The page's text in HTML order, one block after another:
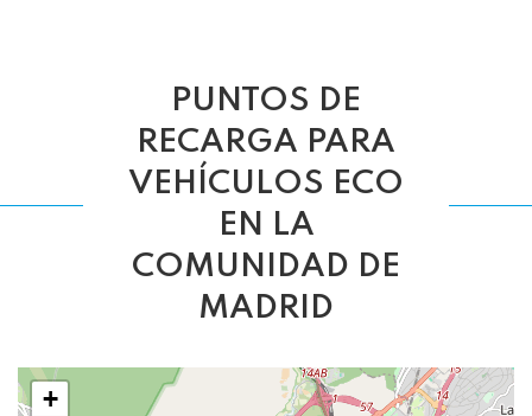
PUNTOS DE
RECARGA PARA
VEHÍCULOS ECO
EN LA
COMUNIDAD DE
MADRID
+